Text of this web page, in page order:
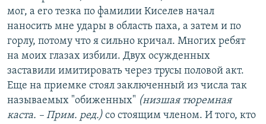
мог, а его тезка по фамилии Киселев начал
наносить мне удары в область паха, а затем и по
горлу, потому что я сильно кричал. Многих ребят
на моих глазах избили. Двух осужденных
заставили имитировать через трусы половой акт.
Еще на приемке стоял заключенный из числа так
называемых "обиженных" (низшая тюремная
каста. – Прим. ред.) со стоящим членом. И того, кто